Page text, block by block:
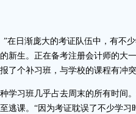
日渐庞大的考证队伍中，有不少
新生。正在备考注册会计师的大
了个补习班，与学校的课程有冲
习班几乎占去周末的所有时间
逃课。“因为考证耽误了不少学习